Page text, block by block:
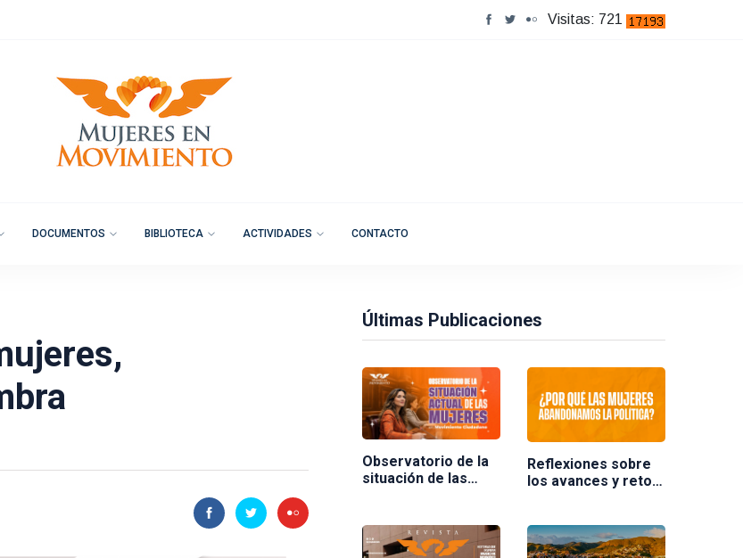
Visitas: 721
DOCUMENTOS BIBLIOTECA ACTIVIDADES CONTACTO
Últimas Publicaciones
Observatorio de la
situación de las
Ciudadano
Reflexiones sobre
los avances y retos
Ponente Nuria
Varela